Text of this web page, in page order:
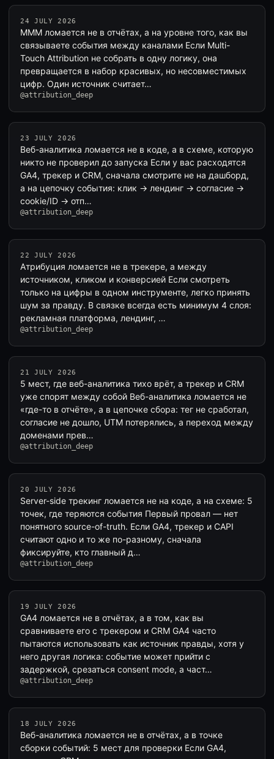
24 JULY 2026
MMM ломается не в отчётах, а на уровне того, как вы
связываете события между каналами Если Multi-
Touch Attribution не собрать в одну логику, она
превращается в набор красивых, но несовместимых
цифр. Один источник считает…
@attribution_deep
23 JULY 2026
Веб-аналитика ломается не в коде, а в схеме, которую
никто не проверил до запуска Если у вас расходятся
GA4, трекер и CRM, сначала смотрите не на дашборд,
а на цепочку события: клик → лендинг → согласие →
cookie/ID → отп…
@attribution_deep
22 JULY 2026
Атрибуция ломается не в трекере, а между
источником, кликом и конверсией Если смотреть
только на цифры в одном инструменте, легко принять
шум за правду. В связке всегда есть минимум 4 слоя:
рекламная платформа, лендинг, …
@attribution_deep
21 JULY 2026
5 мест, где веб-аналитика тихо врёт, а трекер и CRM
уже спорят между собой Веб-аналитика ломается не
«где-то в отчёте», а в цепочке сбора: тег не сработал,
согласие не дошло, UTM потерялись, а переход между
доменами прев…
@attribution_deep
20 JULY 2026
Server-side трекинг ломается не на коде, а на схеме: 5
точек, где теряются события Первый провал — нет
понятного source-of-truth. Если GA4, трекер и CAPI
считают одно и то же по-разному, сначала
фиксируйте, кто главный д…
@attribution_deep
19 JULY 2026
GA4 ломается не в отчётах, а в том, как вы
сравниваете его с трекером и CRM GA4 часто
пытаются использовать как источник правды, хотя у
него другая логика: событие может прийти с
задержкой, срезаться consent mode, а част…
@attribution_deep
18 JULY 2026
Веб-аналитика ломается не в отчётах, а в точке
сборки событий: 5 мест для проверки Если GA4,